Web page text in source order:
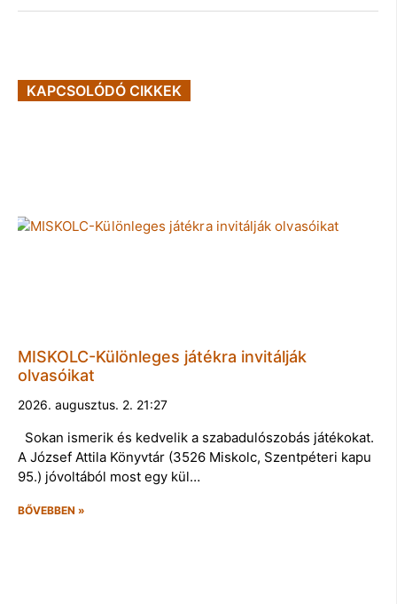
KAPCSOLÓDÓ CIKKEK
MISKOLC-Különleges játékra invitálják
olvasóikat
2026. augusztus. 2. 21:27
Sokan ismerik és kedvelik a szabadulószobás játékokat.
A József Attila Könyvtár (3526 Miskolc, Szentpéteri kapu
95.) jóvoltából most egy kül…
BŐVEBBEN »